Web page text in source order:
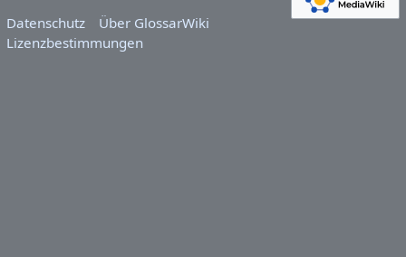
Datenschutz
Über GlossarWiki
Lizenzbestimmungen